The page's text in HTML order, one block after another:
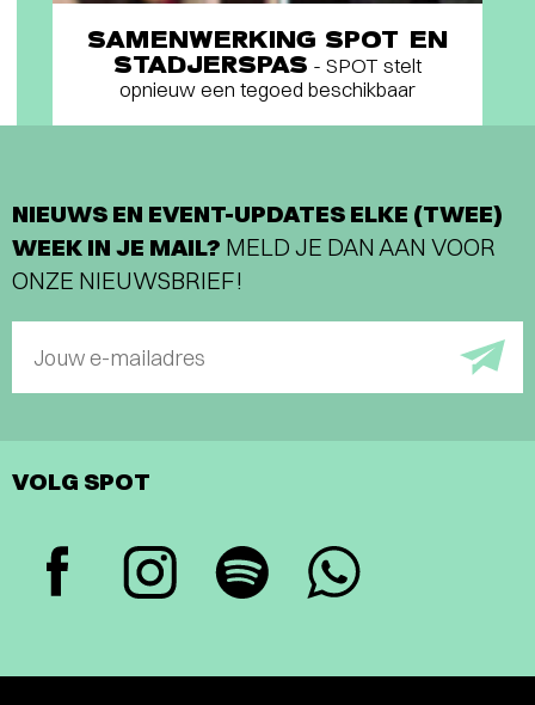
SAMENWERKING SPOT EN
STADJERSPAS - SPOT stelt
opnieuw een tegoed beschikbaar
NIEUWS EN EVENT-UPDATES ELKE (TWEE)
WEEK IN JE MAIL? MELD JE DAN AAN VOOR
ONZE NIEUWSBRIEF!
Jouw e-mailadres
VOLG SPOT